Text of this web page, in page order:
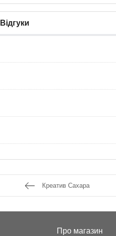
Відгуки
Креатив Сахара
Про магазин